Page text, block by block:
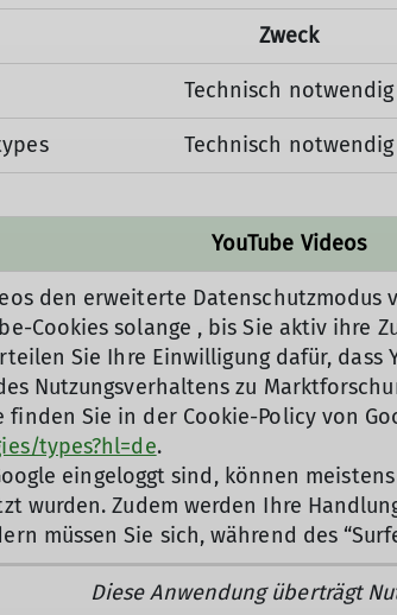
Zweck
Technisch notwendig
Technisch notwendig
YouTube Videos
den erweiterte Datenschutzmodus
Cookies solange , bis Sie aktiv ihre
Sie Ihre Einwilligung dafür,
Nutzungsverhaltens zu
finden Sie in der Cookie-Policy von
types?hl=de.
eingeloggt sind, können
wurden. Zudem werden Ihre
müssen Sie sich, während des
Diese Anwendung überträgt